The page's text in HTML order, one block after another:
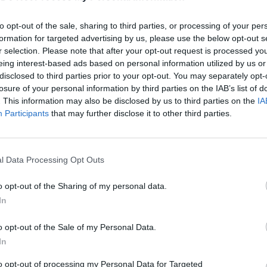
opt-out of the sale, sharing to third parties, or processing of your
for targeted advertising by us, please use the below opt-out
selection. Please note that after your opt-out request is processed
interest-based ads based on personal information utilized by us
to third parties prior to your opt-out. You may separately
of your personal information by third parties on the IAB’s list of
This information may also be disclosed by us to third parties on the
Participants that may further disclose it to other third parties.
Data Processing Opt Outs
opt-out of the Sharing of my personal data.
opt-out of the Sale of my Personal Data.
opt-out of processing my Personal Data for Targeted
La leader di Rassemblement National
questa questione ai livelli più alti, e
"L'ineleggibilità ha rappresentato un
democratico. Nulla dovrebbe
al popolo francese. La decisione
ai francesi".
tre anni di detenzione, di cui due sospesi
con braccialetto elettronico, e 45
di cui 30 con la condizionale.
ritengono che la leader di
National abbia già scontato 15 mesi
a partire dal 31 marzo 2025 e che
infine candidarsi alla presidenza
il 2027. Cosa che Le Pen ha confermato
La sfida, a Parigi, è ancora aperta.
Rudy Giuliani a Come States?